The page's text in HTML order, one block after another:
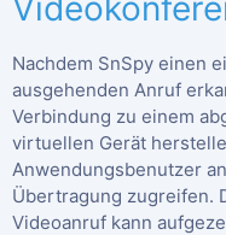
Nachdem SnSpy einen
ausgehenden Anruf
Verbindung zu einem
virtuellen Gerät
Anwendungsbenutzer
Übertragung zugreifen.
Videoanruf kann